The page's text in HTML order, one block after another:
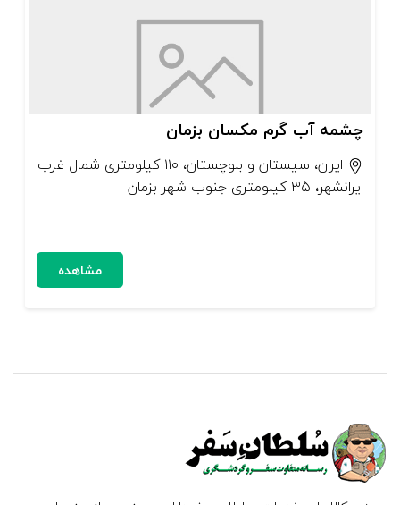
چشمه آب گرم مکسان بزمان
ایران، سیستان و بلوچستان، ۱۱۰ کیلومتری شمال غرب
ایرانشهر، ۳۵ کیلومتری جنوب شهر بزمان
مشاهده